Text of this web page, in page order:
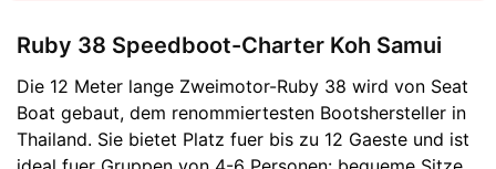
Ruby 38 Speedboot-Charter Koh Samui
Die 12 Meter lange Zweimotor-Ruby 38 wird von Seat
Boat gebaut, dem renommiertesten Bootshersteller in
Thailand. Sie bietet Platz fuer bis zu 12 Gaeste und ist